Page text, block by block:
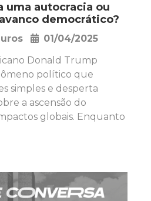
uma autocracia ou
democrático?
01/04/2025
Donald Trump
político que
simples e desperta
a ascensão do
globais. Enquanto